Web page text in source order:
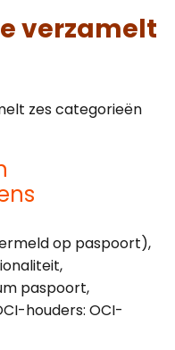
verzamelt
zes categorieën
op paspoort),
paspoort,
houders: OCI-